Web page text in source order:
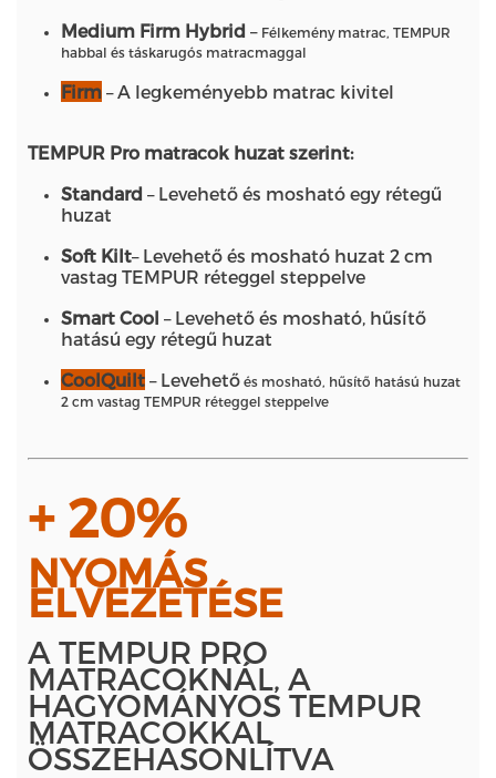
Medium Firm Hybrid – Félkemény matrac, TEMPUR
habbal és táskarugós matracmaggal
Firm – A legkeményebb matrac kivitel
TEMPUR Pro matracok huzat szerint:
Standard – Levehető és mosható egy rétegű
huzat
Soft Kilt– Levehető és mosható huzat 2 cm
vastag TEMPUR réteggel steppelve
Smart Cool – Levehető és mosható, hűsítő
hatású egy rétegű huzat
CoolQuilt – Levehető és mosható, hűsítő hatású huzat
2 cm vastag TEMPUR réteggel steppelve
+ 20%
NYOMÁS
ELVEZETÉSE
A TEMPUR PRO
MATRACOKNÁL, A
HAGYOMÁNYOS TEMPUR
MATRACOKKAL
ÖSSZEHASONLÍTVA